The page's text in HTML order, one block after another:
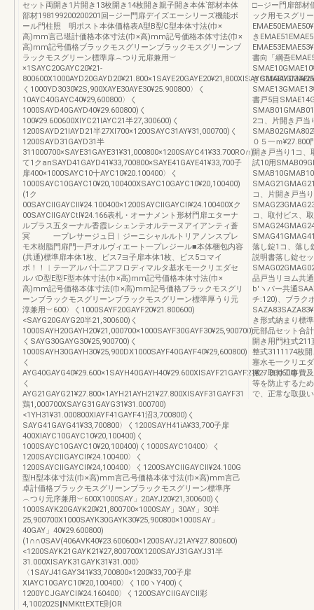
セット両開き1片開き13枚開き14枚開き親子開き本体`部材本体
部材198199200200201回―ジー門扉デイズエーシリーズ機能ボ
ール門柱照 明ポスト本体価格表A型B型C型本体寸法(巾×
高)mm言己堪計価格本体寸法(巾×高)mm記号価格本体寸法(巾×
高)mm記号価格ブラックモスグリーンブラックモスグリーンブ
ラックモスグリーン標準扉︵つり元扉兼用︶
×1SAYC20GAYC20¥21‐
く1000YD3030¥2S,900XAYE30AYE30¥25.900800〉く
10AYC40GAYC40¥29,600800〉く
1000SAYD40GAYD40¥29.600800)く
100¥29.600600XlYC21IAYC21半27,300600)く
1200SAYD21IAYD21半27Xl700×1200SAYC31AY¥31,000700)く
1200SAYD31GAYD31半
311000700×SAYE31GAYE31¥31,000800×1200SAYC41¥33.700RO∩)
て1クanSAYD41GAYD41¥33,700800×SAYE41GAYE41¥33,700子
扉400×1000SAYC10十AYC10¥20.100400〉く
1000SAYC10GAYC10¥20,100400XSAYC10GAYC10¥20,100400)
(1ク
00SAYCllGAYCll¥24.100400×1200SAYCllGAYCll¥24.100400Xク
00SAYCllGAYCtl¥24.166表札・オーナメント形材門扉エターナ
ルプラス五ターナル香霞レシェンテオルテーヌアイアンティ蒼
冥 一プレサージュ日︱ジーニシャルルトリアノンスプレ
モ木樹脂門扉門一戸オルヴィエート一プレジール■本体梱包内容
(共通)標準扉本体1枚、ビス7ヨ子扉本体1枚、ビス5コマイ
ポ！！︱テ一アルバ十二アフロディマルタ基水モ一クリエダセ
ルバD型E型F型本体寸法(巾×高)mm記号価格本体寸法(巾×
高)mm記号価格本体寸法(巾×高)mm記号価格ブラックモスグリ
ーンブラックモスグリーンブラックモスグリーン標準厚うり元
淳兼用︶600〉く1000SAYF20GAYF20¥21.800600)
<SAYG20GAYG20半21,300600)く
1000SAYH20GAYH20¥21,000700×1000SAYF30GAYF30¥25,900700)
くSAYG30GAYG30¥25,900700)く
1000SAYH30GAYH30¥25,900DX1000SAYF40GAYF40¥29,600800)
く
AYG40GAYG40¥29.600×1SAYH40GAYH40¥29.600XlSAYF21GAYF21¥27.800600)
く
AYG21GAYG21¥27.800×1AYH21AYH21¥27.800XlSAYF31GAYF31
鶏1,000700XSAYG31GAYG31¥31.000700)
<1YH31¥31.000800XlAYF41GAYF41沼3,700800)く
SAYG41GAYG41¥33,700800〉く1200SAYH41iA¥33,700子扉
400XlAYC10GAYC10¥20,100400)く
1000SAYC10GAYC10¥20,100400)く1000SAYC10400〉く
1200SAYCllGAYCll¥24.100400〉く
1200SAYCllGAYCll¥24,100400〉く1200SAYCllGAYCll¥24.100G
型H型本体寸法(巾×高)mm言己号価格本体寸法(巾×高)mm言己
卓計価格ブラックモスグリーンブラックモスグリーン標準序
︵つり元序兼用︶600X1000SAY」20AYJ20¥21,300600)く
1000SAYK20GAYK20¥21,800700×1000SAY」30AY」30半
25,900700X1000SAYK30GAYK30¥25,900800×1000SAY」
40GAY」40¥29.600800)
(1∩∩0SAV(406AVK40¥23.600600×1200SAYJ21AY¥27.800600)
<1200SAYK21GAYK21¥27,800700X1200SAYJ31GAYJ31半
31.000XlSAYK31GAYK31¥31.000》
〈1SAYJ41GAY341¥33,700800×1200¥33,700子扉
XlAYC10GAYC10¥20,100400〉く100ヽY400)く
1200YCJGAYCll¥24.160400〉く1200SAYCllGAYCll彩
4,100202S‖NMKttEXTE則OR
□―ジー門扉部材
ック用モスグリ
き
書向「綱吾
き
書戸5目
2コ、片開き戸当
０５一ｍ
開き戸当り1コ、
試10用
コ、片開き戸当
コ、取付ビス、
落し錠1コ、落し
説明書落し錠セ
品戸当リヨム共
b′ヽパー共通
チ:120)、ブラク
き形式納まり標
元部品セット合
開き用門柱式
整式3111174枚
塞水モ一クリエ
搬・取付工事費
等を防止するた
で、正常な取扱